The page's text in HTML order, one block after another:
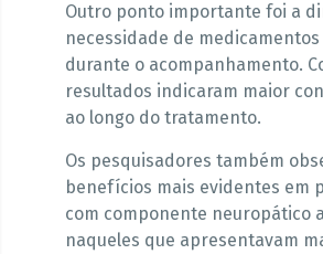
Outro ponto importante foi a
necessidade de
durante o acompanhamento.
resultados indicaram maior
ao longo do tratamento.
Os pesquisadores também
benefícios mais evidentes em
com componente neuropático
naqueles que apresentavam